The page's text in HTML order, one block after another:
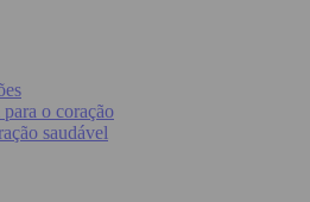
o coração
saudável